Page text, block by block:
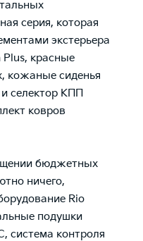
серия, которая
экстерьера
красные
кожаные сиденья
селектор КПП
ковров
бюджетных
ничего,
Rio
подушки
система контроля